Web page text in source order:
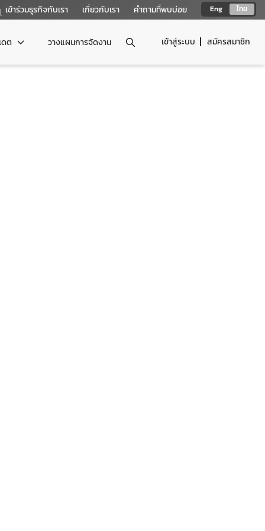
Eng ไทย
เข้าร่วมธุรกิจกับเรา เกี่ยวกับเรา คำถามที่พบบ่อย
เข้าสู่ระบบ สมัครสมาชิก
ดต วางแผนการจัดงาน